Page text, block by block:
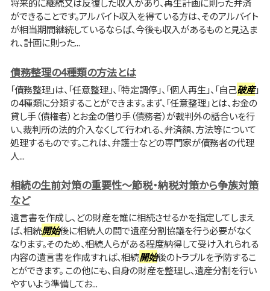
ができることです。アルバイト収入を得ている方は、そのアルバイト
が相当期間継続しているならば、今後も収入があるものと見込ま
れ、計画に則った...
債務整理の4種類の方法とは
「債務整理」は、「任意整理」、「特定調停」、「個人再生」、「自己破産」
の4種類に分類することができます。まず、「任意整理」とは、お金の
貸し手（債権者）とお金の借り手（債務者）が裁判外の話合いを行
い、裁判所の法的介入なくして行われる、弁済額、方法等について
処理するものです。これは、弁護士などの専門家が債務者の代理
人...
相続の生前対策の重要性～節税・納税対策から争族対策
など
遺言書を作成し、どの財産を誰に相続させるかを指定してしまえ
ば、相続開始後に相続人の間で遺産分割協議を行う必要がなく
なります。そのため、相続人らがある程度納得して受け入れられる
内容の遺言書を作成すれば、相続開始後のトラブルを予防するこ
とができます。 この他にも、自身の財産を整理し、遺産分割を行い
やすいよう準備してお...